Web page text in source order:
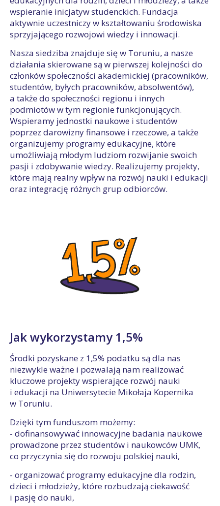
wspieranie inicjatyw studenckich. Fundacja
aktywnie uczestniczy w kształtowaniu środowiska
sprzyjającego rozwojowi wiedzy i innowacji.
Nasza siedziba znajduje się w Toruniu, a nasze
działania skierowane są w pierwszej kolejności do
członków społeczności akademickiej (pracowników,
studentów, byłych pracowników, absolwentów),
a także do społeczności regionu i innych
podmiotów w tym regionie funkcjonujących.
Wspieramy jednostki naukowe i studentów
poprzez darowizny finansowe i rzeczowe, a także
organizujemy programy edukacyjne, które
umożliwiają młodym ludziom rozwijanie swoich
pasji i zdobywanie wiedzy. Realizujemy projekty,
które mają realny wpływ na rozwój nauki i edukacji
oraz integrację różnych grup odbiorców.
Jak wykorzystamy 1,5%
Środki pozyskane z 1,5% podatku są dla nas
niezwykle ważne i pozwalają nam realizować
kluczowe projekty wspierające rozwój nauki
i edukacji na Uniwersytecie Mikołaja Kopernika
w Toruniu.
Dzięki tym funduszom możemy:
- dofinansowywać innowacyjne badania naukowe
prowadzone przez studentów i naukowców UMK,
co przyczynia się do rozwoju polskiej nauki,
- organizować programy edukacyjne dla rodzin,
dzieci i młodzieży, które rozbudzają ciekawość
i pasję do nauki,